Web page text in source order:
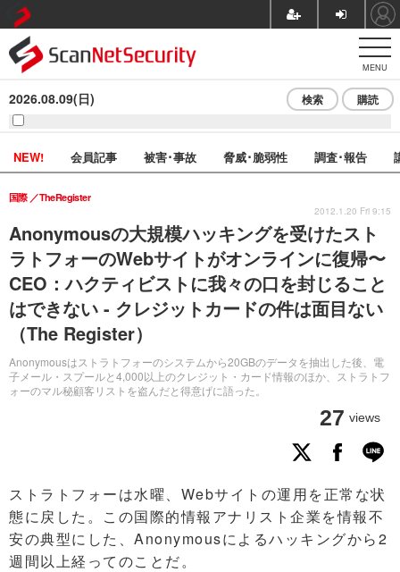
MENU
2026.08.09(日) 検索 購読
NEW! 会員記事 被害･事故 脅威･脆弱性 調査･報告
Anonymousの大規模ハッキングを受けたスト
ラトフォーのWebサイトがオンラインに復帰〜
CEO：ハクティビストに我々の口を封じること
はできない - クレジットカードの件は面目ない
（The Register）
Anonymousはストラトフォーのシステムから20GBのデータを抽出した後、電
子メール・スプールと4,000以上のクレジット・カード情報のほか、ストラトフ
ォーのマル秘顧客リストを盗んだと得意げに語った。
国際 TheRegister
27 views
2012.1.20 Fri 9:15
ストラトフォーは水曜、Webサイトの運用を正常な状
態に戻した。この国際的情報アナリスト企業を情報不
安の典型にした、Anonymousによるハッキングから2
週間以上経ってのことだ。